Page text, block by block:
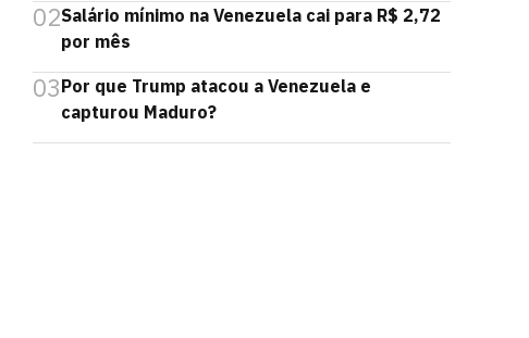
02Salário mínimo na Venezuela cai para R$ 2,72
por mês
03Por que Trump atacou a Venezuela e
capturou Maduro?